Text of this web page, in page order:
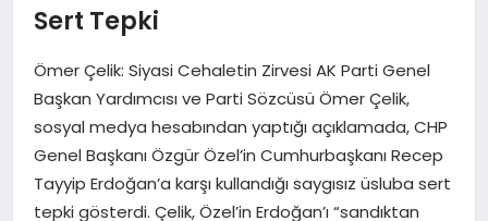
MAGAZIN
SAĞLIK
Sert Tepki
Ömer Çelik: Siyasi Cehaletin Zirvesi AK Parti Genel
Başkan Yardımcısı ve Parti Sözcüsü Ömer Çelik,
sosyal medya hesabından yaptığı açıklamada, CHP
Genel Başkanı Özgür Özel’in Cumhurbaşkanı Recep
Tayyip Erdoğan’a karşı kullandığı saygısız üsluba sert
tepki gösterdi. Çelik, Özel’in Erdoğan’ı “sandıktan